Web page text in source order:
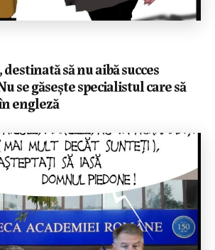
să nu aibă succes
se găsește specialistul care să
engleză